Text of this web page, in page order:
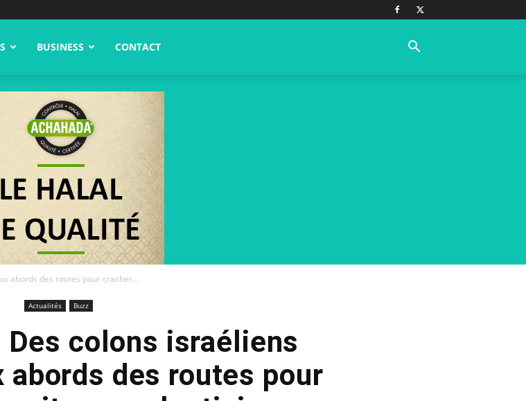
BUSINESS CONTACT
abords des routes pour cracher...
Actualités Buzz
Des colons israéliens
abords des routes pour